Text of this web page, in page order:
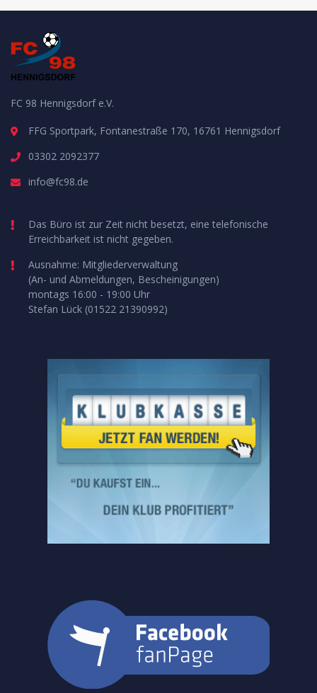
FC 98 Hennigsdorf e.V.
FFG Sportpark, Fontanestraße 170, 16761 Hennigsdorf
03302 2092377
info@fc98.de
Das Büro ist zur Zeit nicht besetzt, eine telefonische
Erreichbarkeit ist nicht gegeben.
Ausnahme: Mitgliederverwaltung
(An- und Abmeldungen, Bescheinigungen)
montags 16:00 - 19:00 Uhr
Stefan Lück (01522 21390992)